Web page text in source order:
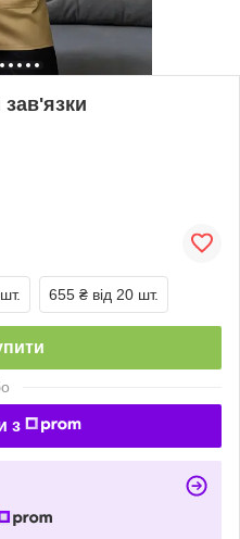
655 ₴ від 20 шт.
з